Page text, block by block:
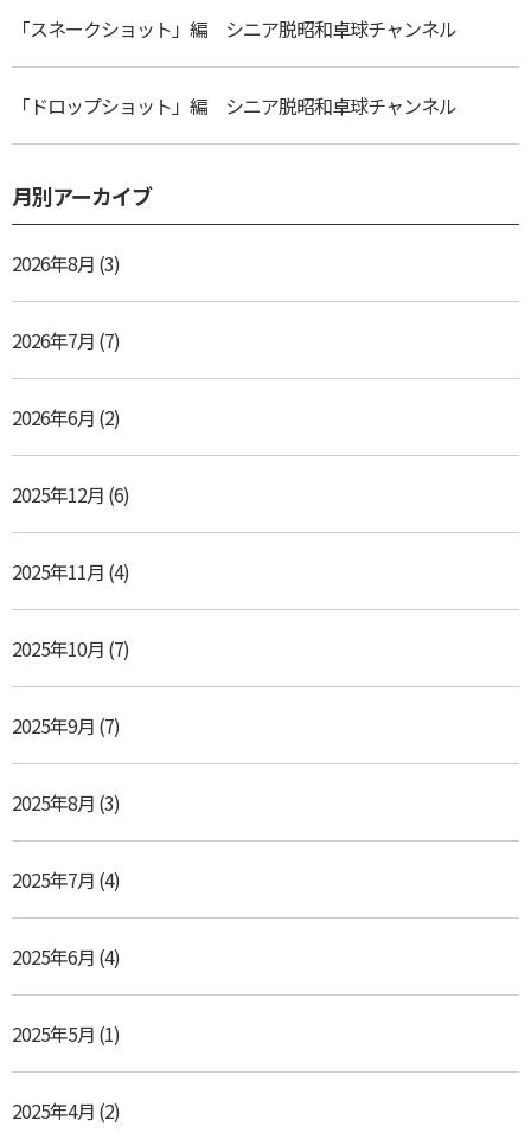
「スネークショット」編 シニア脱昭和卓球チャンネル
「ドロップショット」編 シニア脱昭和卓球チャンネル
月別アーカイブ
2026年8月 (3)
2026年7月 (7)
2026年6月 (2)
2025年12月 (6)
2025年11月 (4)
2025年10月 (7)
2025年9月 (7)
2025年8月 (3)
2025年7月 (4)
2025年6月 (4)
2025年5月 (1)
2025年4月 (2)